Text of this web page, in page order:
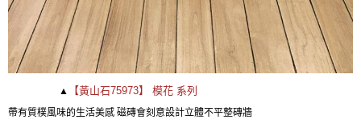
▲ 【黃山石75973】 模花 系列
帶有質樸風味的生活美感 磁磚會刻意設計立體不平整磚牆